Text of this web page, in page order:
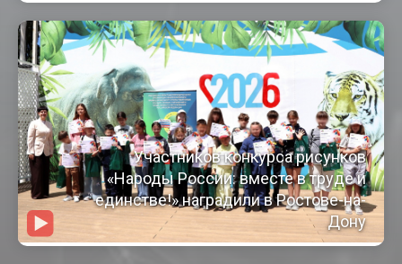
Участников конкурса рисунков
«Народы России: вместе в труде и
единстве!» наградили в Ростове-на-
Дону